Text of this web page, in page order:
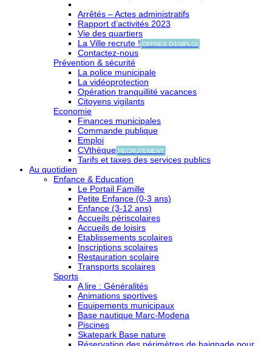
Arrêtés – Actes administratifs
Rapport d’activités 2023
Vie des quartiers
La Ville recrute ! OFFRES D'EMPLOI
Contactez-nous
Prévention & sécurité
La police municipale
La vidéoprotection
Opération tranquillité vacances
Citoyens vigilants
Economie
Finances municipales
Commande publique
Emploi
CVthèque RECRUTEMENT
Tarifs et taxes des services publics
Au quotidien
Enfance & Education
Le Portail Famille
Petite Enfance (0-3 ans)
Enfance (3-12 ans)
Accueils périscolaires
Accueils de loisirs
Etablissements scolaires
Inscriptions scolaires
Restauration scolaire
Transports scolaires
Sports
A lire : Généralités
Animations sportives
Equipements municipaux
Base nautique Marc-Modena
Piscines
Skatepark Base nature